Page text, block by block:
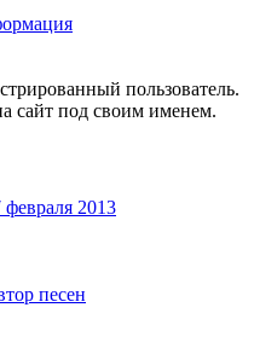
пользователь.
сайт под своим именем.
2013
песен